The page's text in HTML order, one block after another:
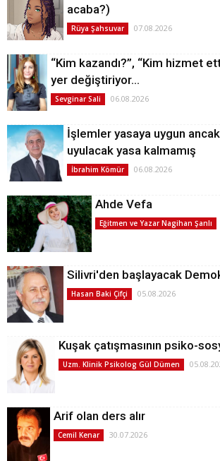
acaba?)
Rüya Şahsuvar 07.08.2026
“Kim kazandı?”, “Kim hizmet
yer değiştiriyor…
Sevginar Sali 06.08.2026
İşlemler yasaya uygun
uyulacak yasa kalmamış
İbrahim Kömür 06.08.2026
Ahde Vefa
Eğitmen ve Yazar Nagihan Şanlı
Silivri'den başlayacak
Hasan Baki Çifçi 05.08.2026
Kuşak çatışmasının psiko-
Uzm. Klinik Psikolog Gül Dümen
Arif olan ders alır
Cemil Kenar 30.07.2026